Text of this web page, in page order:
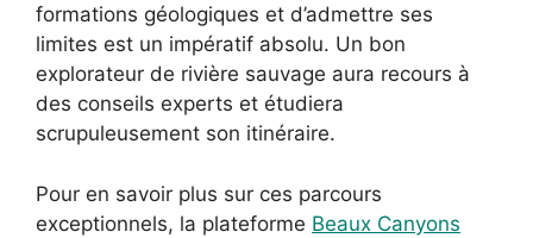
formations géologiques et d’admettre ses
limites est un impératif absolu. Un bon
explorateur de rivière sauvage aura recours à
des conseils experts et étudiera
scrupuleusement son itinéraire.
Pour en savoir plus sur ces parcours
exceptionnels, la plateforme Beaux Canyons